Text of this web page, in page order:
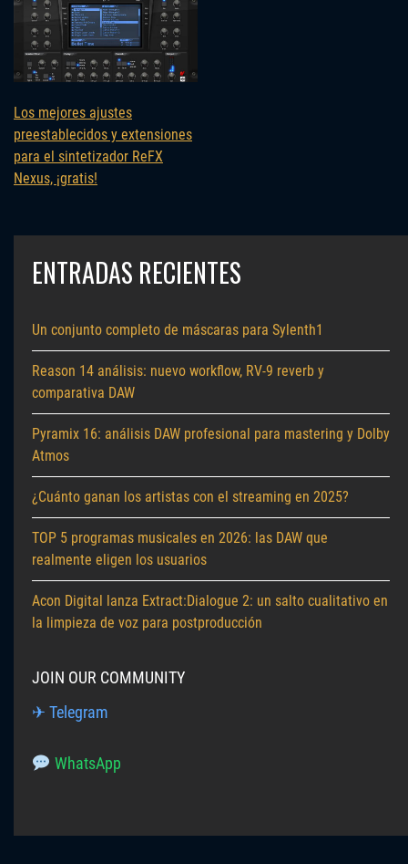
Los mejores ajustes
preestablecidos y extensiones
para el sintetizador ReFX
Nexus, ¡gratis!
ENTRADAS RECIENTES
Un conjunto completo de máscaras para Sylenth1
Reason 14 análisis: nuevo workflow, RV-9 reverb y
comparativa DAW
Pyramix 16: análisis DAW profesional para mastering y Dolby
Atmos
¿Cuánto ganan los artistas con el streaming en 2025?
TOP 5 programas musicales en 2026: las DAW que
realmente eligen los usuarios
Acon Digital lanza Extract:Dialogue 2: un salto cualitativo en
la limpieza de voz para postproducción
JOIN OUR COMMUNITY
✈ Telegram
WhatsApp